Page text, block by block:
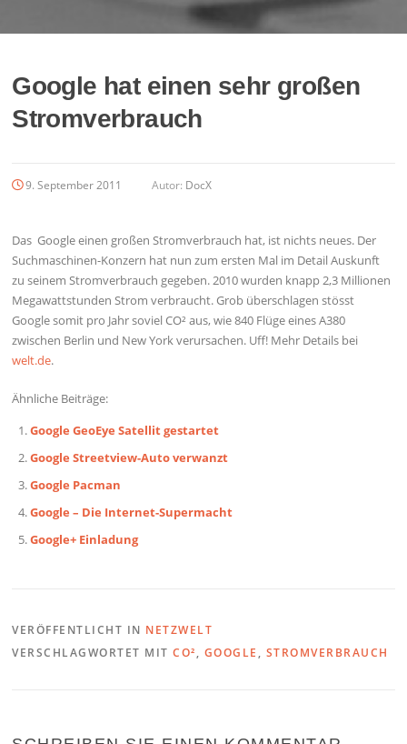
Google hat einen sehr großen
Stromverbrauch
9. September 2011 Autor: DocX
Das Google einen großen Stromverbrauch hat, ist nichts neues. Der
Suchmaschinen-Konzern hat nun zum ersten Mal im Detail Auskunft
zu seinem Stromverbrauch gegeben. 2010 wurden knapp 2,3 Millionen
Megawattstunden Strom verbraucht. Grob überschlagen stösst
Google somit pro Jahr soviel CO² aus, wie 840 Flüge eines A380
zwischen Berlin und New York verursachen. Uff! Mehr Details bei
welt.de.
Ähnliche Beiträge:
Google GeoEye Satellit gestartet
Google Streetview-Auto verwanzt
Google Pacman
Google – Die Internet-Supermacht
Google+ Einladung
VERÖFFENTLICHT IN NETZWELT
VERSCHLAGWORTET MITCO², GOOGLE , STROMVERBRAUCH